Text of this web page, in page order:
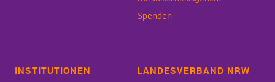
Spenden
INSTITUTIONEN LANDESVERBAND NRW